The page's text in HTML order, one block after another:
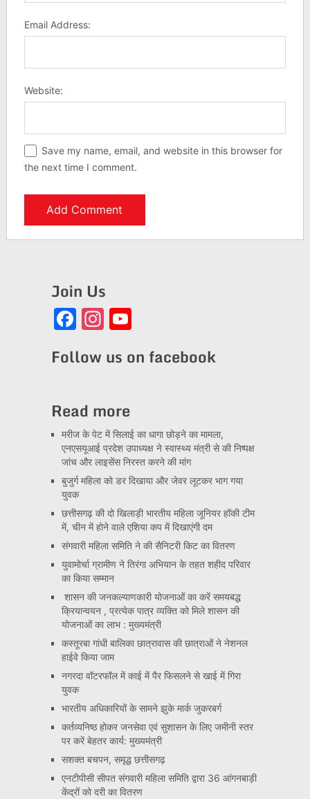
Email Address:
Website:
Save my name, email, and website in this browser for
the next time I comment.
Join Us
Facebook
Instagram
YouTube
Follow us on facebook
Read more
मरीज के पेट में सिलाई का धागा छोड़ने का मामला,
एनएसयूआई प्रदेश उपाध्यक्ष ने स्वास्थ्य मंत्री से की निष्पक्ष
जांच और लाइसेंस निरस्त करने की मांग
बुजुर्ग महिला को डर दिखाया और जेवर लूटकर भाग गया
युवक
छत्तीसगढ़ की दो खिलाड़ी भारतीय महिला जूनियर हॉकी टीम
में, चीन में होने वाले एशिया कप में दिखाएंगी दम
संगवारी महिला समिति ने की सैनिटरी किट का वितरण
युवामोर्चा ग्रामीण ने तिरंगा अभियान के तहत शहीद परिवार
का किया सम्मान
शासन की जनकल्याणकारी योजनाओं का करें समयबद्ध
क्रियान्वयन , प्रत्येक पात्र व्यक्ति को मिले शासन की
योजनाओं का लाभ : मुख्यमंत्री
कस्तूरबा गांधी बालिका छात्रावास की छात्राओं ने नेशनल
हाईवे किया जाम
नगरदा वॉटरफॉल में काई में पैर फिसलने से खाई में गिरा
युवक
भारतीय अधिकारियों के सामने झुके मार्क जुकरबर्ग
कर्तव्यनिष्ठ होकर जनसेवा एवं सुशासन के लिए जमीनी स्तर
पर करें बेहतर कार्य: मुख्यमंत्री
सशक्त बचपन, समृद्ध छत्तीसगढ़
एनटीपीसी सीपत संगवारी महिला समिति द्वारा 36 आंगनबाड़ी
केंद्रों को दरी का वितरण